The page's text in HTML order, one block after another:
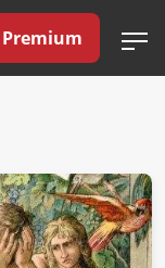
Premium